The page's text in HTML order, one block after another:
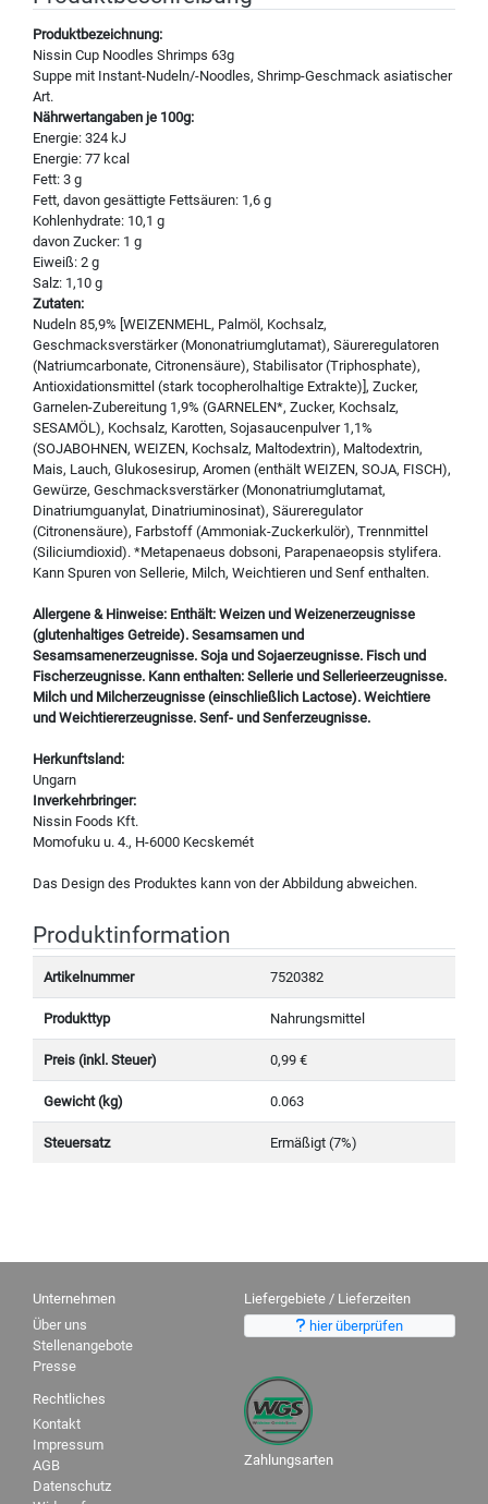
Produktbezeichnung:
Nissin Cup Noodles Shrimps 63g
Suppe mit Instant-Nudeln/-Noodles, Shrimp-Geschmack asiatischer
Art.
Nährwertangaben je 100g:
Energie: 324 kJ
Energie: 77 kcal
Fett: 3 g
Fett, davon gesättigte Fettsäuren: 1,6 g
Kohlenhydrate: 10,1 g
davon Zucker: 1 g
Eiweiß: 2 g
Salz: 1,10 g
Zutaten:
Nudeln 85,9% [WEIZENMEHL, Palmöl, Kochsalz,
Geschmacksverstärker (Mononatriumglutamat), Säureregulatoren
(Natriumcarbonate, Citronensäure), Stabilisator (Triphosphate),
Antioxidationsmittel (stark tocopherolhaltige Extrakte)], Zucker,
Garnelen-Zubereitung 1,9% (GARNELEN*, Zucker, Kochsalz,
SESAMÖL), Kochsalz, Karotten, Sojasaucenpulver 1,1%
(SOJABOHNEN, WEIZEN, Kochsalz, Maltodextrin), Maltodextrin,
Mais, Lauch, Glukosesirup, Aromen (enthält WEIZEN, SOJA, FISCH),
Gewürze, Geschmacksverstärker (Mononatriumglutamat,
Dinatriumguanylat, Dinatriuminosinat), Säureregulator
(Citronensäure), Farbstoff (Ammoniak-Zuckerkulör), Trennmittel
(Siliciumdioxid). *Metapenaeus dobsoni, Parapenaeopsis stylifera.
Kann Spuren von Sellerie, Milch, Weichtieren und Senf enthalten.
Allergene & Hinweise: Enthält: Weizen und Weizenerzeugnisse
(glutenhaltiges Getreide). Sesamsamen und
Sesamsamenerzeugnisse. Soja und Sojaerzeugnisse. Fisch und
Fischerzeugnisse. Kann enthalten: Sellerie und Sellerieerzeugnisse.
Milch und Milcherzeugnisse (einschließlich Lactose). Weichtiere
und Weichtiererzeugnisse. Senf- und Senferzeugnisse.
Herkunftsland:
Ungarn
Inverkehrbringer:
Nissin Foods Kft.
Momofuku u. 4., H-6000 Kecskemét
Das Design des Produktes kann von der Abbildung abweichen.
Produktinformation
Artikelnummer 7520382
Produkttyp Nahrungsmittel
Preis (inkl. Steuer) 0,99 €
Gewicht (kg) 0.063
Steuersatz Ermäßigt (7%)
Zahlungsarten
Unternehmen
Über uns
Stellenangebote
Presse
Liefergebiete / Lieferzeiten
hier überprüfen
Rechtliches
Kontakt
Impressum
AGB
Datenschutz